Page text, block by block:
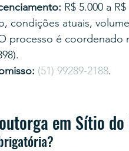
R$ 5.000 a R$
condições atuais,
processo é coordenado
(51) 99289-2188.
em Sítio